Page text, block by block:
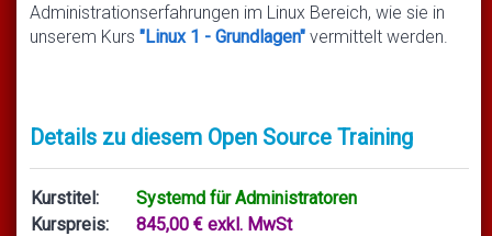
Administrationserfahrungen im Linux Bereich, wie sie in
unserem Kurs "Linux 1 - Grundlagen" vermittelt werden.
Details zu diesem Open Source Training
Kurstitel:
Systemd für Administratoren
Kurspreis:
845,00 € exkl. MwSt